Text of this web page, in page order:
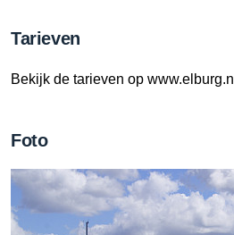
Tarieven
Bekijk de tarieven op www.elburg.nl
Foto